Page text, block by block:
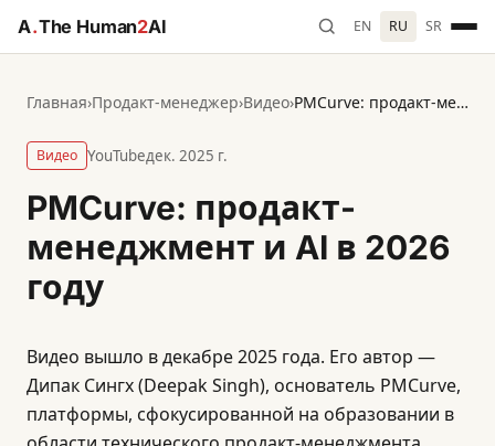
A.The Human2AI EN RU SR
Главная›Продакт-менеджер›Видео› PMCurve: продакт-менеджмент и AI в 2026 году
Видео YouTubeдек. 2025 г.
PMCurve: продакт-
менеджмент и AI в 2026
году
Видео вышло в декабре 2025 года. Его автор —
Дипак Сингх (Deepak Singh), основатель PMCurve,
платформы, сфокусированной на образовании в